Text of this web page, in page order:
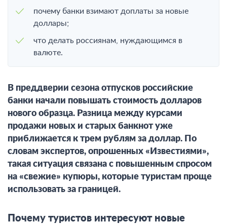
почему банки взимают доплаты за новые
доллары;
что делать россиянам, нуждающимся в
валюте.
В преддверии сезона отпусков российские
банки начали повышать стоимость долларов
нового образца. Разница между курсами
продажи новых и старых банкнот уже
приближается к трем рублям за доллар. По
словам экспертов, опрошенных «Известиями»,
такая ситуация связана с повышенным спросом
на «свежие» купюры, которые туристам проще
использовать за границей.
Почему туристов интересуют новые